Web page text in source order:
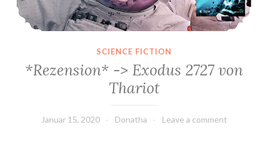
SCIENCE FICTION
*Rezension* -> Exodus 2727 von
Thariot
Januar 15, 2020 Donatha Leave a comment